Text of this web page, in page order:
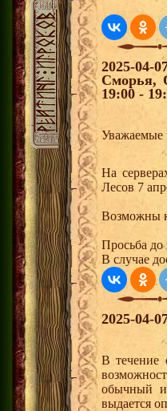
2025-04-
Сморья,
19:00 -
Уважаемые
На
Лесов 7
Возможны
Просьба до
В случае
2025-04-
В течение
обычный
выдается